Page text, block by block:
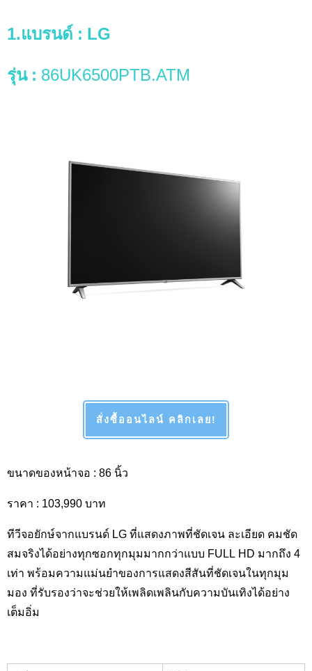
1.แบรนด์ : LG
รุ่น : 86UK6500PTB.ATM
สั่งซื้ออนไลน์ คลิกเลย!
ขนาดของหน้าจอ : 86 นิ้ว
ราคา : 103,990 บาท
ทีวีจอยักษ์จากแบรนด์ LG ที่แสดงภาพที่ชัดเจน ละเอียด คมชัด
สมจริงได้อย่างทุกซอกทุกมุมมากกว่าแบบ FULL HD มากถึง 4
เท่า พร้อมความแม่นยำของการแสดงสีสันที่ชัดเจนในทุกมุม
มอง ที่รับรองว่าจะช่วยให้เพลิดเพลินกับความบันเทิงได้อย่าง
เต็มอิ่ม